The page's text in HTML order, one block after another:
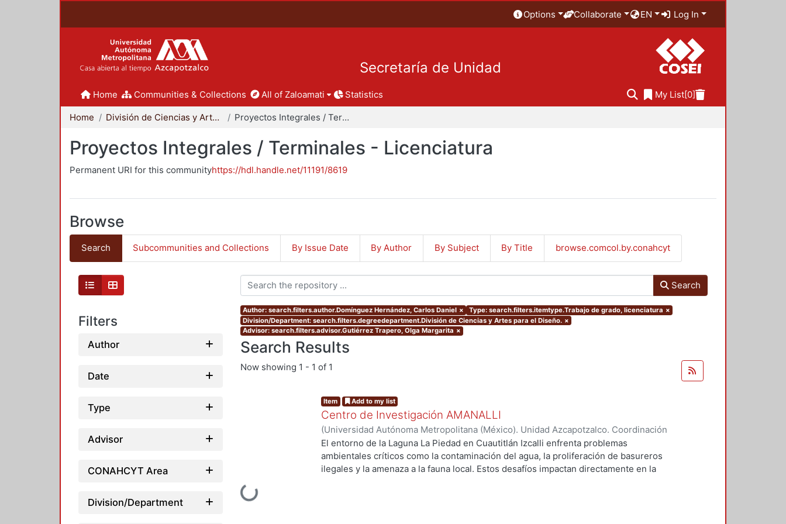
Options Collaborate EN Log In
Secretaría de Unidad
Home Communities & Collections All of Zaloamati Statistics My List[0]
Home División de Ciencias y Artes para el Diseño Proyectos Integrales / Terminales - Licenciatura
Proyectos Integrales / Terminales - Licenciatura
Permanent URI for this communityhttps://hdl.handle.net/11191/8619
Browse
Search Subcommunities and Collections By Issue Date By Author By Subject By Title browse.comcol.by.conahcyt
Filters
Author
Date
Type
Advisor
CONAHCYT Area
Division/Department
Search
Author: search.filters.author.Domínguez Hernández, Carlos Daniel × Type: search.filters.itemtype.Trabajo de grado, licenciatura ×
Division/Department: search.filters.degreedepartment.División de Ciencias y Artes para el Diseño. ×
Advisor: search.filters.advisor.Gutiérrez Trapero, Olga Margarita ×
Search Results
Now showing 1 - 1 of 1
Loading...
Item Add to my list
Centro de Investigación AMANALLI
(Universidad Autónoma Metropolitana (México). Unidad Azcapotzalco. Coordinación
de Servicios de Información.,2024)Aguilar Cruz, Liliana;Domínguez Hernández,
Carlos Daniel
El entorno de la Laguna La Piedad en Cuautitlán Izcalli enfrenta problemas
ambientales críticos como la contaminación del agua, la proliferación de basureros
ilegales y la amenaza a la fauna local. Estos desafíos impactan directamente en la